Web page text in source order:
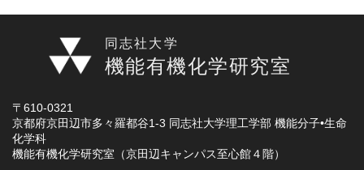
同志社大学
機能有機化学研究室
〒610-0321
京都府京田辺市多々羅都谷1-3 同志社大学理工学部 機能分子•生命
化学科
機能有機化学研究室（京田辺キャンパス至心館４階）